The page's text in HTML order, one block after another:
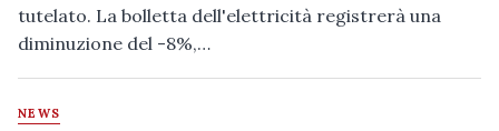
tutelato. La bolletta dell'elettricità registrerà una
diminuzione del -8%,…
NEWS